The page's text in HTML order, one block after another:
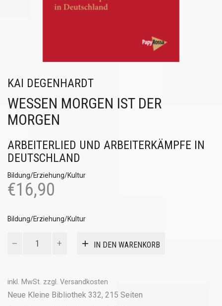
KAI DEGENHARDT
WESSEN MORGEN IST DER
MORGEN
ARBEITERLIED UND ARBEITERKÄMPFE IN
DEUTSCHLAND
Bildung/Erziehung/Kultur
€16,90
Bildung/Erziehung/Kultur
Morgen
Menge
IN DEN WARENKORB
inkl. MwSt. zzgl. Versandkosten
Neue Kleine Bibliothek 332, 215 Seiten